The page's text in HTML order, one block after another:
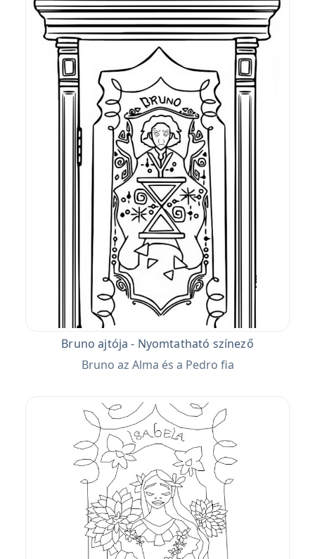
Bruno ajtója - Nyomtatható színező
Bruno az Alma és a Pedro fia